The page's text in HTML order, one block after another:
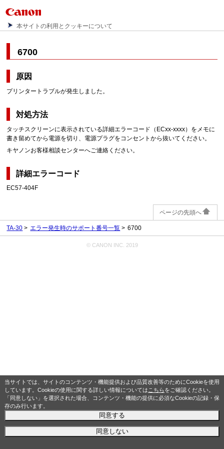
当サイトでは、サイトのコンテンツ・機能提供および品質改善等のためにCookieを使用
しています。Cookieの使用に関する詳しい情報については こちらをご確認ください。
「同意しない」を選択された場合、コンテンツ・機能の提供に必須なCookieの記録・保
存のみ行います。
同意する
同意しない
本サイトの利用とクッキーについて
6700
原因
プリンタートラブルが発生しました。
対処方法
タッチスクリーンに表示されている詳細エラーコード（ECxx-xxxx）をメモに
書き留めてから電源を切り、電源プラグをコンセントから抜いてください。
キヤノンお客様相談センターへご連絡ください。
詳細エラーコード
EC57-404F
ページの先頭へ
TA-30 エラー発生時のサポート番号一覧 6700
© CANON INC. 2019